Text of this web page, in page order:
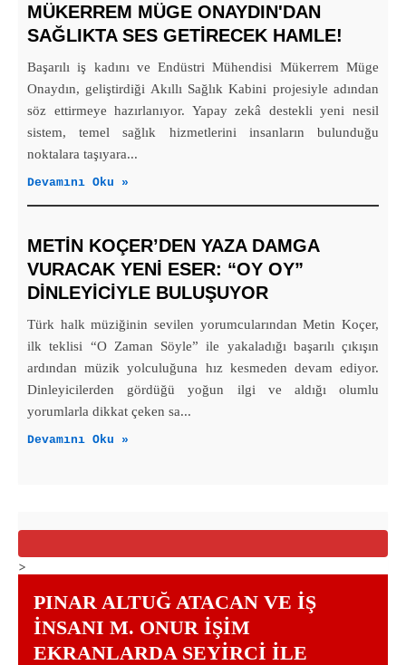
MÜKERREM MÜGE ONAYDIN'DAN
SAĞLIKTA SES GETİRECEK HAMLE!
Başarılı iş kadını ve Endüstri Mühendisi Mükerrem Müge
Onaydın, geliştirdiği Akıllı Sağlık Kabini projesiyle adından
söz ettirmeye hazırlanıyor. Yapay zekâ destekli yeni nesil
sistem, temel sağlık hizmetlerini insanların bulunduğu
noktalara taşıyara...
Devamını Oku »
METIN KOÇER’DEN YAZA DAMGA
VURACAK YENI ESER: “OY OY”
DINLEYICIYLE BULUŞUYOR
Türk halk müziğinin sevilen yorumcularından Metin Koçer,
ilk teklisi “O Zaman Söyle” ile yakaladığı başarılı çıkışın
ardından müzik yolculuğuna hız kesmeden devam ediyor.
Dinleyicilerden gördüğü yoğun ilgi ve aldığı olumlu
yorumlarla dikkat çeken sa...
Devamını Oku »
>
PINAR ALTUĞ ATACAN VE İŞ
İNSANI M. ONUR İŞİM
EKRANLARDA SEYİRCİ İLE